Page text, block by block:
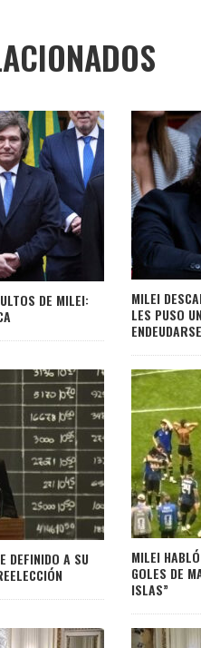
DE MILEI:
MILEI
LES PUSO
DEFINIDO A SU
MILEI
GOLES DE
ISLAS”